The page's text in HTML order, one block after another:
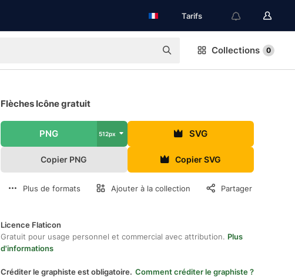
Tarifs
Collections 0
Flèches Icône gratuit
PNG 512px SVG
Copier PNG Copier SVG
Plus de formats Ajouter à la collection Partager
Licence Flaticon
Gratuit pour usage personnel et commercial avec attribution. Plus
d'informations
Créditer le graphiste est obligatoire. Comment créditer le graphiste ?